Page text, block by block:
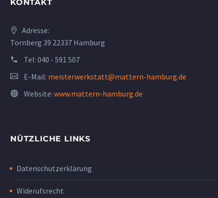
KONTAKT
Adresse:
Tornberg 39 22337 Hamburg
Tel: 040 - 591 507
E-Mail: meisterwerkstatt@mattern-hamburg.de
Website: www.mattern-hamburg.de
NÜTZLICHE LINKS
Datenschutzerklärung
Widerufsrecht